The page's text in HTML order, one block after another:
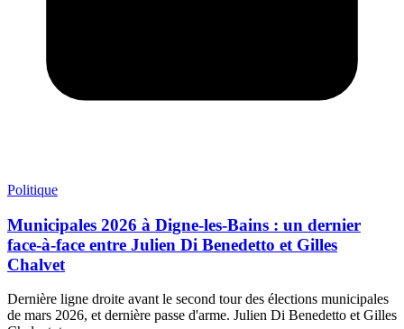
Politique
Municipales 2026 à Digne-les-Bains : un dernier
face-à-face entre Julien Di Benedetto et Gilles
Chalvet
Dernière ligne droite avant le second tour des élections municipales
de mars 2026, et dernière passe d'arme. Julien Di Benedetto et Gilles